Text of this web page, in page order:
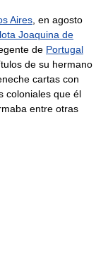
Aires , en agosto
Joaquina de
de Portugal
de su hermano
cartas con
coloniales que él
entre otras